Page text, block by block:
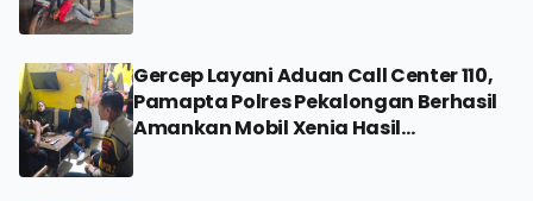
Gercep Layani Aduan Call Center 110,
Pamapta Polres Pekalongan Berhasil
Amankan Mobil Xenia Hasil